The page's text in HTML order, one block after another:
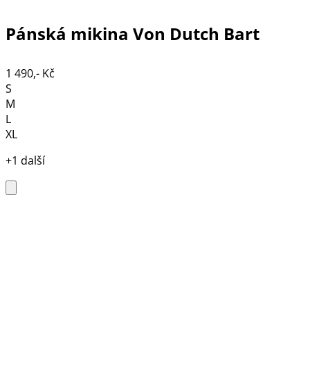
Pánská mikina Von Dutch Bart
1 490,- Kč
S
M
L
XL
+1 další